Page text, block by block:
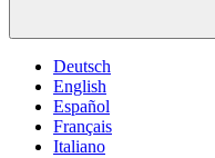
Deutsch
English
Español
Français
Italiano